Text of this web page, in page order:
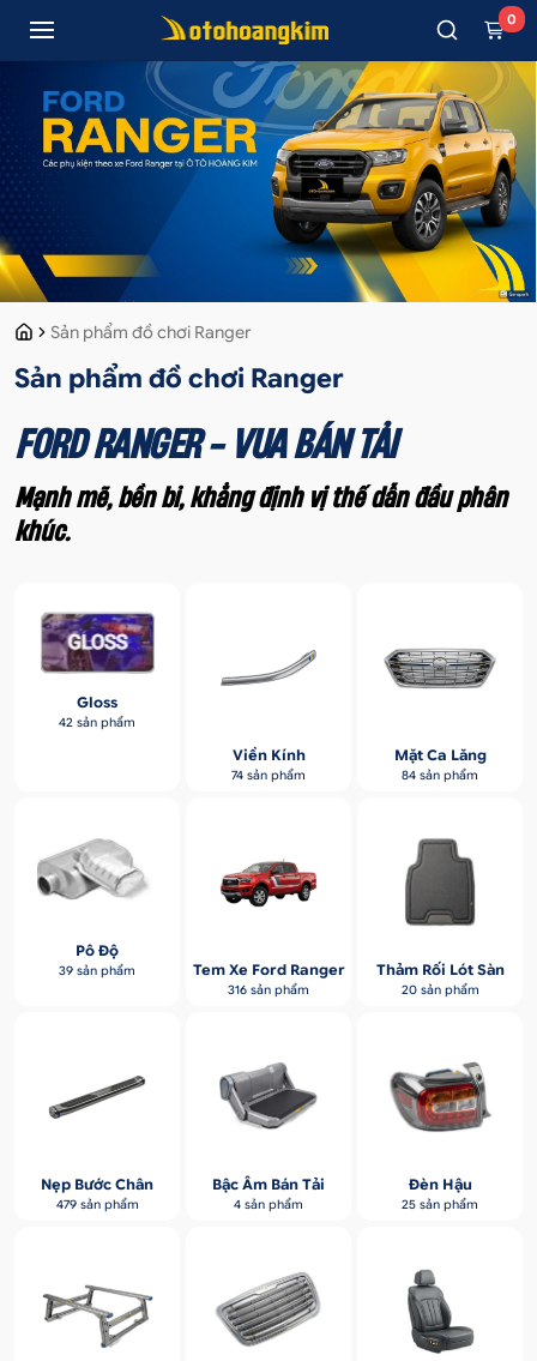
0
Sản phẩm đồ chơi Ranger
Sản phẩm đồ chơi Ranger
FORD RANGER - VUA BÁN TẢI
Mạnh mẽ, bền bỉ, khẳng định vị thế dẫn đầu phân
khúc.
Gloss
42 sản phẩm
Viền Kính
74 sản phẩm
Mặt Ca Lăng
84 sản phẩm
Pô Độ
39 sản phẩm Tem Xe Ford Ranger
316 sản phẩm
Thảm Rối Lót Sàn
20 sản phẩm
Nẹp Bước Chân
479 sản phẩm
Bậc Âm Bán Tải
4 sản phẩm
Đèn Hậu
25 sản phẩm